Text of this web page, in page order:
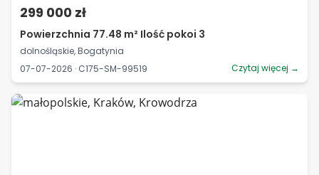
299 000 zł
Powierzchnia 77.48 m² Ilość pokoi 3
dolnośląskie, Bogatynia
07-07-2026 · C175-SM-99519
Czytaj więcej →